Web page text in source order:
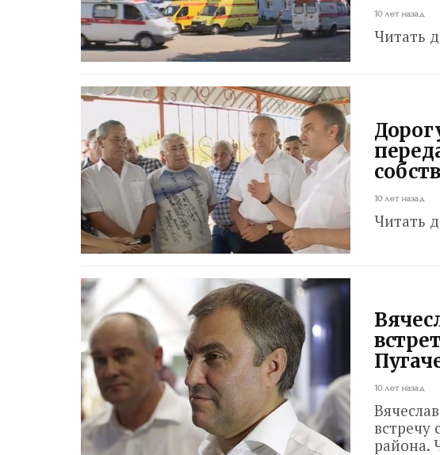
10 лет назад
Читать
10 лет назад
Читать
10 лет назад
встречу
района.